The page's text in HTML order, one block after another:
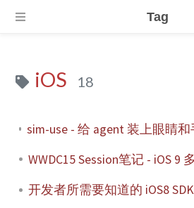
Tag
iOS 18
开发者所需要知道的 iOS8